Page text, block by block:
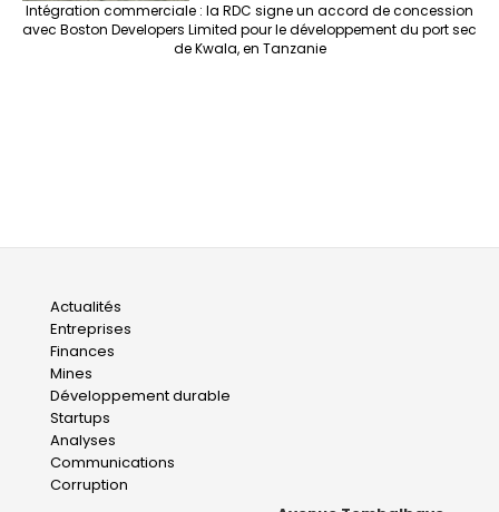
Intégration commerciale : la RDC signe un accord de concession
avec Boston Developers Limited pour le développement du port sec
de Kwala, en Tanzanie
Main
navigation
Actualités
Entreprises
Finances
Mines
Développement durable
Startups
Analyses
Communications
Corruption